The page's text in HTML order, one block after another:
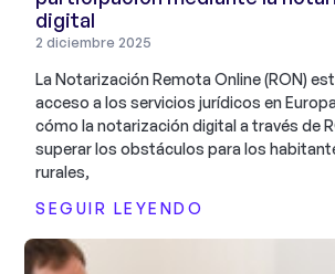
digital
2 diciembre 2025
La Notarización Remota Online (RON)
acceso a los servicios jurídicos en
cómo la notarización digital a través de
superar los obstáculos para los
rurales,
SEGUIR LEYENDO